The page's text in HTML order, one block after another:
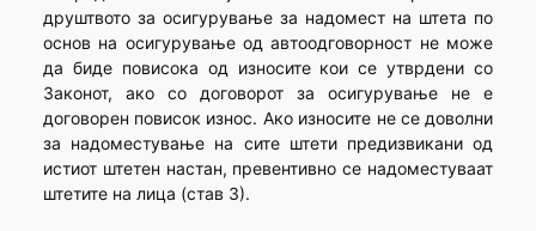
друштвото за осигурување за надомест на штета по
основ на осигурување од автоодговорност не може
да биде повисока од износите кои се утврдени со
Законот, ако со договорот за осигурување не е
договорен повисок износ. Ако износите не се доволни
за надоместување на сите штети предизвикани од
истиот штетен настан, превентивно се надоместуваат
штетите на лица (став 3).